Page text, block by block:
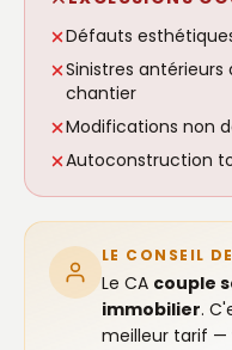
Défauts
Sinistres
chantier
Modifications non
Autoconstruction
LE CONSEIL
Le CA couple
immobilier.
meilleur tarif —